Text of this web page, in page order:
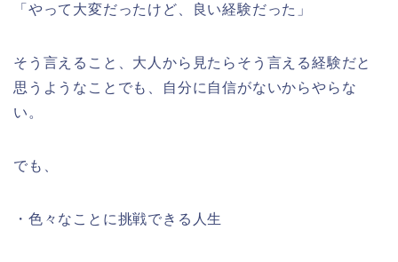
「やって大変だったけど、良い経験だった」
そう言えること、大人から見たらそう言える経験だと
思うようなことでも、自分に自信がないからやらな
い。
でも、
・色々なことに挑戦できる人生